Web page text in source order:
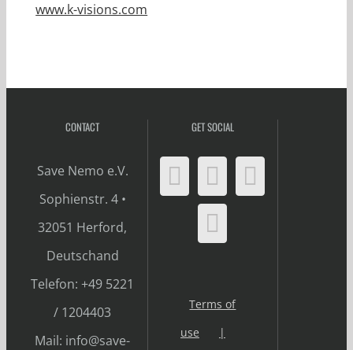
www.k-visions.com
CONTACT
Save Nemo e.V.
Sophienstr. 4 •
32051 Herford,
Deutschand
Telefon: +49 5221
/ 1204403
Mail: info@save-
GET SOCIAL
Terms of
use